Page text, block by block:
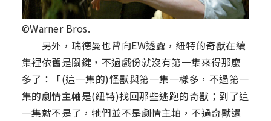
©Warner Bros.
另外，瑞德曼也曾向EW透露，紐特的奇獸在續
集裡依舊是關鍵，不過戲份就沒有第一集來得那麼
多了：「(這一集的)怪獸與第一集一樣多，不過第一
集的劇情主軸是(紐特)找回那些逃跑的奇獸；到了這
一集就不是了，牠們並不是劇情主軸，不過奇獸還